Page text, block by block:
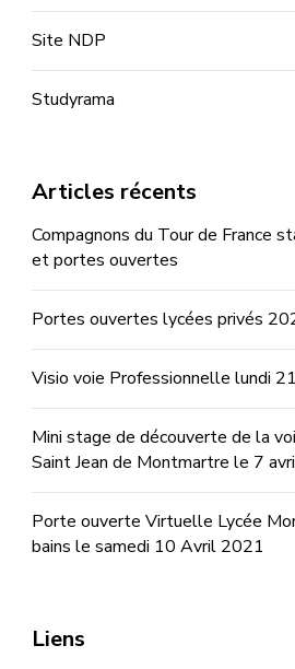
Site NDP
Studyrama
Articles récents
Compagnons du Tour de France
et portes ouvertes
Portes ouvertes lycées privés
Visio voie Professionnelle lundi
Mini stage de découverte de la
Saint Jean de Montmartre le 7
Porte ouverte Virtuelle Lycée
bains le samedi 10 Avril 2021
Liens